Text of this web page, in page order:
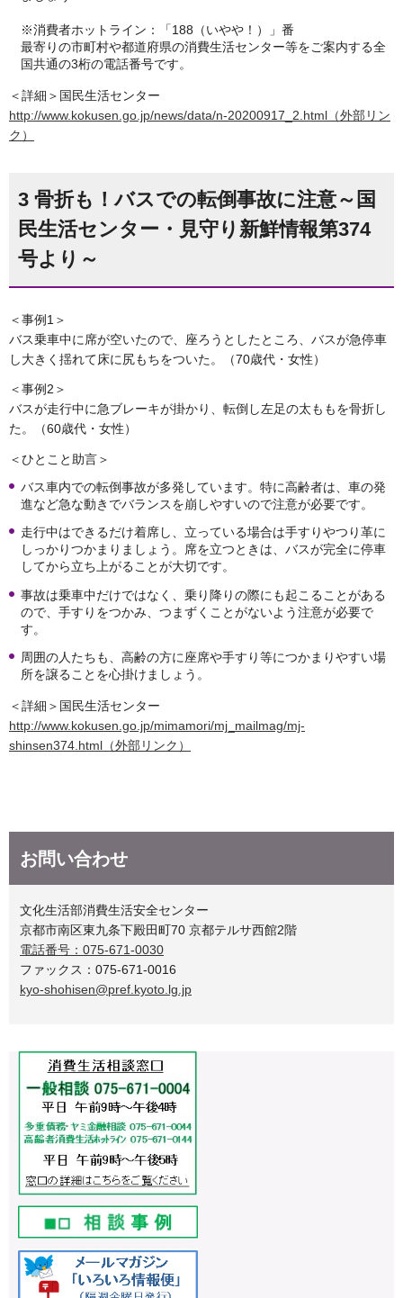
※消費者ホットライン：「188（いやや！）」番
最寄りの市町村や都道府県の消費生活センター等をご案内する全
国共通の3桁の電話番号です。
＜詳細＞国民生活センター
http://www.kokusen.go.jp/news/data/n-20200917_2.html（外部リン
ク）
3 骨折も！バスでの転倒事故に注意～国
民生活センター・見守り新鮮情報第374
号より～
＜事例1＞
バス乗車中に席が空いたので、座ろうとしたところ、バスが急停車
し大きく揺れて床に尻もちをついた。（70歳代・女性）
＜事例2＞
バスが走行中に急ブレーキが掛かり、転倒し左足の太ももを骨折し
た。（60歳代・女性）
＜ひとこと助言＞
バス車内での転倒事故が多発しています。特に高齢者は、車の発
進など急な動きでバランスを崩しやすいので注意が必要です。
走行中はできるだけ着席し、立っている場合は手すりやつり革に
しっかりつかまりましょう。席を立つときは、バスが完全に停車
してから立ち上がることが大切です。
事故は乗車中だけではなく、乗り降りの際にも起こることがある
ので、手すりをつかみ、つまずくことがないよう注意が必要で
す。
周囲の人たちも、高齢の方に座席や手すり等につかまりやすい場
所を譲ることを心掛けましょう。
＜詳細＞国民生活センター
http://www.kokusen.go.jp/mimamori/mj_mailmag/mj-
shinsen374.html（外部リンク）
お問い合わせ
文化生活部消費生活安全センター
京都市南区東九条下殿田町70 京都テルサ西館2階
電話番号：075-671-0030
ファックス：075-671-0016
kyo-shohisen@pref.kyoto.lg.jp